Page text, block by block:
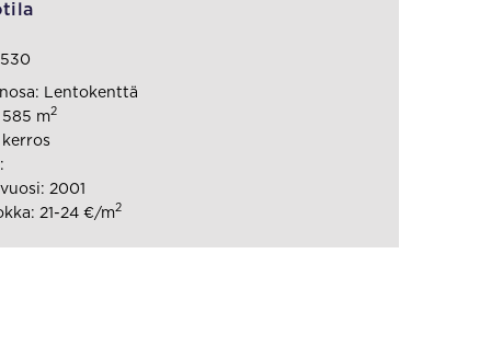
Lentokenttä
m2
2001
21-24 €/m2